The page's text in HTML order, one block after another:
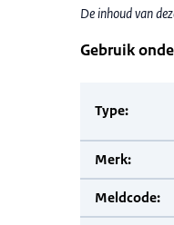
De inhoud van
Gebruik
Type:
Merk:
Meldcode: